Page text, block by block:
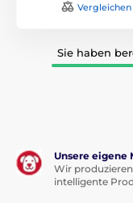
Vergleichen
Sie haben
Unsere eigene
Wir
intelligente